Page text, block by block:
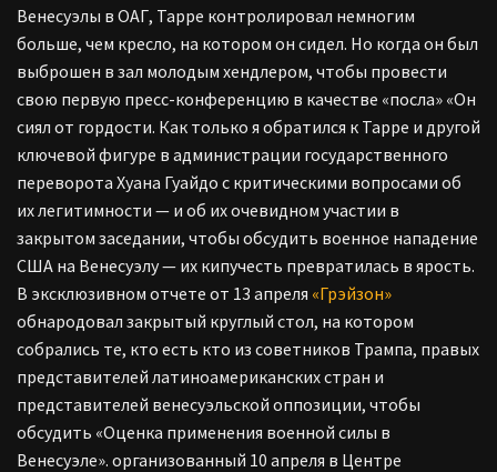
Венесуэлы в ОАГ, Тарре контролировал немногим
больше, чем кресло, на котором он сидел. Но когда он был
выброшен в зал молодым хендлером, чтобы провести
свою первую пресс-конференцию в качестве «посла» «Он
сиял от гордости. Как только я обратился к Тарре и другой
ключевой фигуре в администрации государственного
переворота Хуана Гуайдо с критическими вопросами об
их легитимности — и об их очевидном участии в
закрытом заседании, чтобы обсудить военное нападение
США на Венесуэлу — их кипучесть превратилась в ярость.
В эксклюзивном отчете от 13 апреля «Грэйзон»
обнародовал закрытый круглый стол, на котором
собрались те, кто есть кто из советников Трампа, правых
представителей латиноамериканских стран и
представителей венесуэльской оппозиции, чтобы
обсудить «Оценка применения военной силы в
Венесуэле». организованный 10 апреля в Центре